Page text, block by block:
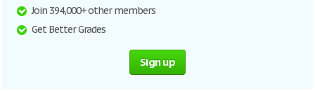
Join 394,000+ other members
Get Better Grades
Sign up